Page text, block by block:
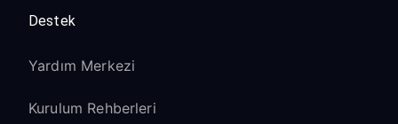
Destek
Yardım Merkezi
Kurulum Rehberleri